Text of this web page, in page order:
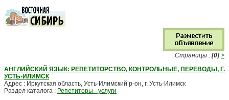
Страницы : [0] >
АНГЛИЙСКИЙ ЯЗЫК: РЕПЕТИТОРСТВО, КОНТРОЛЬНЫЕ, ПЕРЕВОДЫ, Г.
УСТЬ-ИЛИМСК
Адрес : Иркутская область, Усть-Илимский р-он, г. Усть-Илимск
Раздел каталога : Репетиторы - услуги